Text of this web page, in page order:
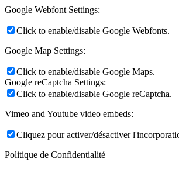
Google Webfont Settings:
Click to enable/disable Google Webfonts.
Google Map Settings:
Click to enable/disable Google Maps.
Google reCaptcha Settings:
Click to enable/disable Google reCaptcha.
Vimeo and Youtube video embeds:
Cliquez pour activer/désactiver
Politique de Confidentialité